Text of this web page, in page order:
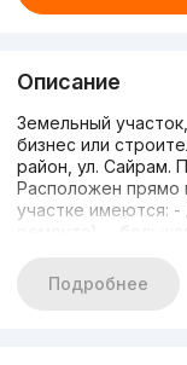
Описание
Земельный
бизнес или
район, ул. Сайрам.
Расположен прямо
участке имеются:
ремонта), -
нескольких
уютная
Подробнее